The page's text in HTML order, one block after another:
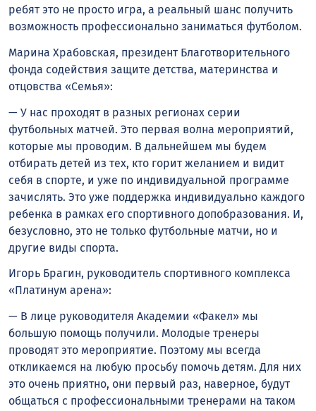
ребят это не просто игра, а реальный шанс получить
возможность профессионально заниматься футболом.
Марина Храбовская, президент Благотворительного
фонда содействия защите детства, материнства и
отцовства «Семья»:
— У нас проходят в разных регионах серии
футбольных матчей. Это первая волна мероприятий,
которые мы проводим. В дальнейшем мы будем
отбирать детей из тех, кто горит желанием и видит
себя в спорте, и уже по индивидуальной программе
зачислять. Это уже поддержка индивидуально каждого
ребенка в рамках его спортивного допобразования. И,
безусловно, это не только футбольные матчи, но и
другие виды спорта.
Игорь Брагин, руководитель спортивного комплекса
«Платинум арена»:
— В лице руководителя Академии «Факел» мы
большую помощь получили. Молодые тренеры
проводят это мероприятие. Поэтому мы всегда
откликаемся на любую просьбу помочь детям. Для них
это очень приятно, они первый раз, наверное, будут
общаться с профессиональными тренерами на таком